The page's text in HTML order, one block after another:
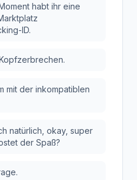
habt ihr eine
ID.
mit der inkompatiblen
natürlich, okay, super
der Spaß?